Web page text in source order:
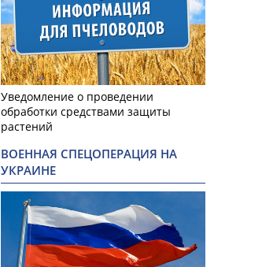
Уведомление о проведении
обработки средствами защиты
растений
ВОЕННАЯ СПЕЦОПЕРАЦИЯ НА
УКРАИНЕ